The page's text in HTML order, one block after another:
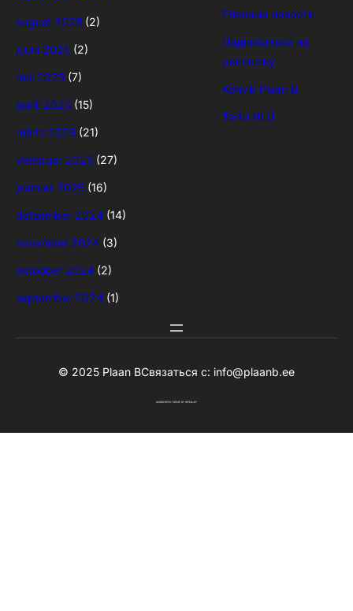
august 2025 (2)
juuni 2025 (2)
mai 2025 (7)
aprill 2025 (15)
märts 2025 (21)
veebruar 2025 (27)
jaanuar 2025 (16)
detsember 2024 (14)
november 2024 (3)
oktoober 2024 (2)
september 2024 (1)
Главные новости
Подписаться на
рассылку
Kohvik Plaan B
Tartu HLÜ
© 2025 Plaan BСвязаться с: info@plaanb.ee
WORDPRESS THEME BY WPENJOY